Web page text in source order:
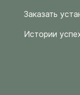
Заказать
Истории